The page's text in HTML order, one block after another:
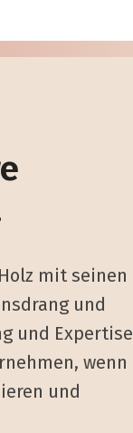
mit seinen
und
und Expertise
wenn
und